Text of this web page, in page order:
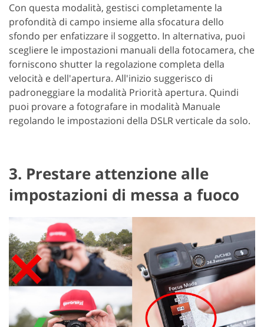
Con questa modalità, gestisci completamente la
profondità di campo insieme alla sfocatura dello
sfondo per enfatizzare il soggetto. In alternativa, puoi
scegliere le impostazioni manuali della fotocamera, che
forniscono shutter la regolazione completa della
velocità e dell'apertura. All'inizio suggerisco di
padroneggiare la modalità Priorità apertura. Quindi
puoi provare a fotografare in modalità Manuale
regolando le impostazioni della DSLR verticale da solo.
3. Prestare attenzione alle
impostazioni di messa a fuoco